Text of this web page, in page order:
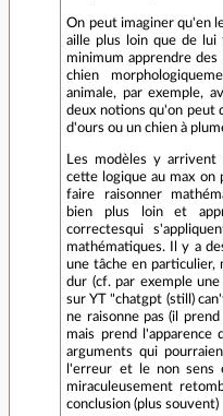
On peut imaginer qu'en
aille plus loin que de lui
minimum apprendre
chien
animale, par exemple,
deux notions qu'on peut
d'ours ou un chien à
Les modèles y
cette logique au max on
faire raisonner
bien plus loin et
correctesqui
mathématiques. Il y a
une tâche en particulier,
dur (cf. par exemple
sur YT "chatgpt (still)
ne raisonne pas (il
mais prend l'apparence
arguments qui
l'erreur et le non sens
miraculeusement
conclusion (plus souvent)